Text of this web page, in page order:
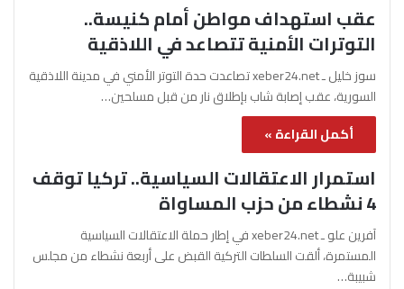
عقب استهداف مواطن أمام كنيسة..
التوترات الأمنية تتصاعد في اللاذقية
سوز خليل ـ xeber24.net تصاعدت حدة التوتر الأمني في مدينة اللاذقية
السورية، عقب إصابة شاب بإطلاق نار من قبل مسلحين…
أكمل القراءة »
استمرار الاعتقالات السياسية.. تركيا توقف
4 نشطاء من حزب المساواة
آفرين علو ـ xeber24.net في إطار حملة الاعتقالات السياسية
المستمرة، ألقت السلطات التركية القبض على أربعة نشطاء من مجلس
شبيبة…